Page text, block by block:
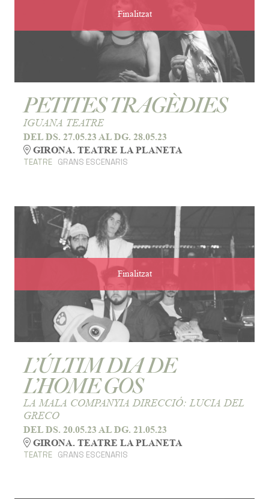
Finalitzat
PETITES TRAGÈDIES
IGUANA TEATRE
DEL DS. 27.05.23 AL DG. 28.05.23
GIRONA. TEATRE LA PLANETA
TEATRE GRANS ESCENARIS
Finalitzat
L’ÚLTIM DIA DE
L’HOME GOS
LA MALA COMPANYIA DIRECCIÓ: LUCIA DEL
GRECO
DEL DS. 20.05.23 AL DG. 21.05.23
GIRONA. TEATRE LA PLANETA
TEATRE GRANS ESCENARIS